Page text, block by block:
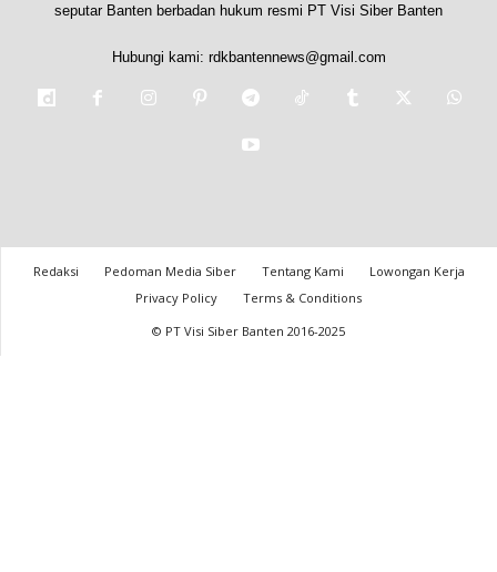
seputar Banten berbadan hukum resmi PT Visi Siber Banten
Hubungi kami: rdkbantennews@gmail.com
Redaksi Pedoman Media Siber Tentang Kami
Lowongan Kerja
Privacy Policy
Terms & Conditions
© PT Visi Siber Banten 2016-2025